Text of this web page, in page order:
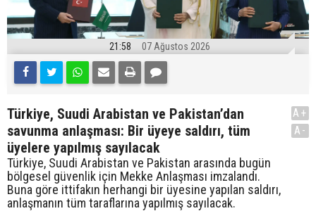
21:58 07 Ağustos 2026
Türkiye, Suudi Arabistan ve Pakistan’dan
savunma anlaşması: Bir üyeye saldırı, tüm
üyelere yapılmış sayılacak
Türkiye, Suudi Arabistan ve Pakistan arasında bugün
bölgesel güvenlik için Mekke Anlaşması imzalandı.
Buna göre ittifakın herhangi bir üyesine yapılan saldırı,
anlaşmanın tüm taraflarına yapılmış sayılacak.
A+
A-